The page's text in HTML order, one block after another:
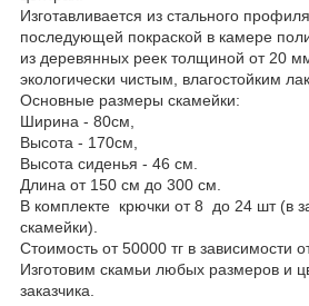
Изготавливается из стального
последующей покраской в камере
из деревянных реек толщиной от 20
экологически чистым, влагостойким
Основные размеры скамейки:
Ширина - 80см,
Высота - 170см,
Высота сиденья - 46 см.
Длина от 150 см до 300 см.
В комплекте крючки от 8 до 24 шт (в
скамейки).
Стоимость от 50000 тг в зависимости
Изготовим скамьи любых размеров и
заказчика.